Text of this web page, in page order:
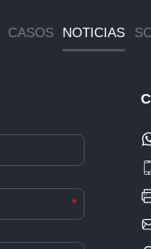
CASOS NOTICIAS
*